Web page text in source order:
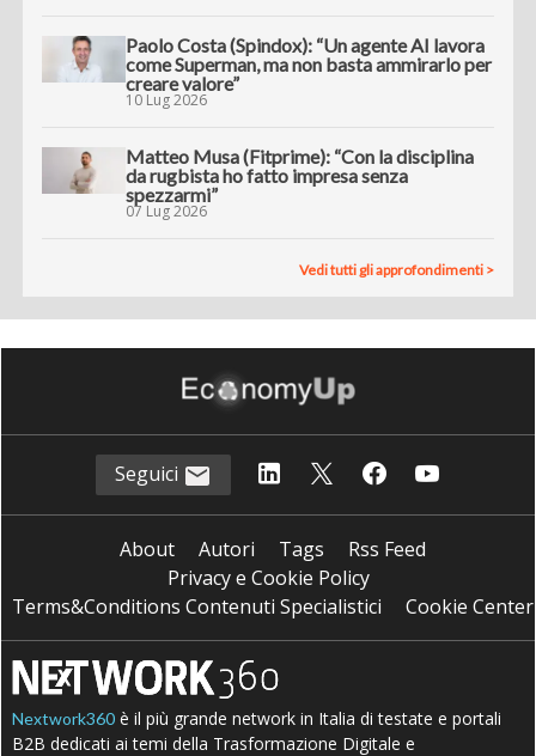
Paolo Costa (Spindox): “Un agente AI lavora
come Superman, ma non basta ammirarlo per
creare valore”
10 Lug 2026
Matteo Musa (Fitprime): “Con la disciplina
da rugbista ho fatto impresa senza
spezzarmi”
07 Lug 2026
Vedi tutti gli approfondimenti >
Seguici
About Autori Tags
Rss Feed
Privacy e Cookie Policy
Terms&Conditions Contenuti Specialistici
Cookie Center
Nextwork360 è il più grande network in Italia di testate e portali
B2B dedicati ai temi della Trasformazione Digitale e